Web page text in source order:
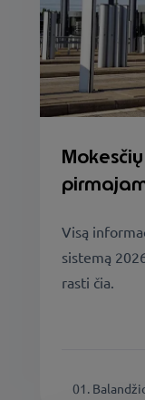
Visą
sistemą
rasti čia.
01.